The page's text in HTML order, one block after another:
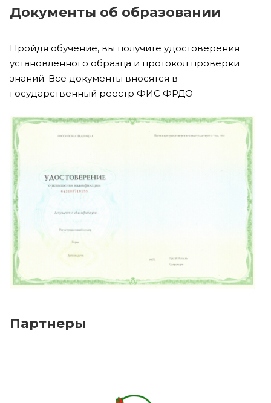
Документы об образовании
Пройдя обучение, вы получите удостоверения
установленного образца и протокол проверки
знаний. Все документы вносятся в
государственный реестр ФИС ФРДО
Партнеры